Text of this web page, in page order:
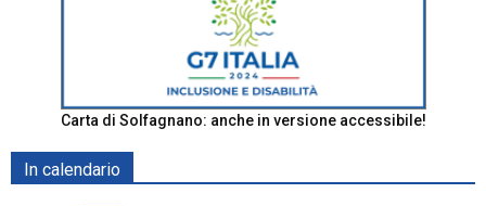
Carta di Solfagnano: anche in versione accessibile!
In calendario